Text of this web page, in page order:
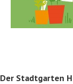
Der Stadtgarten